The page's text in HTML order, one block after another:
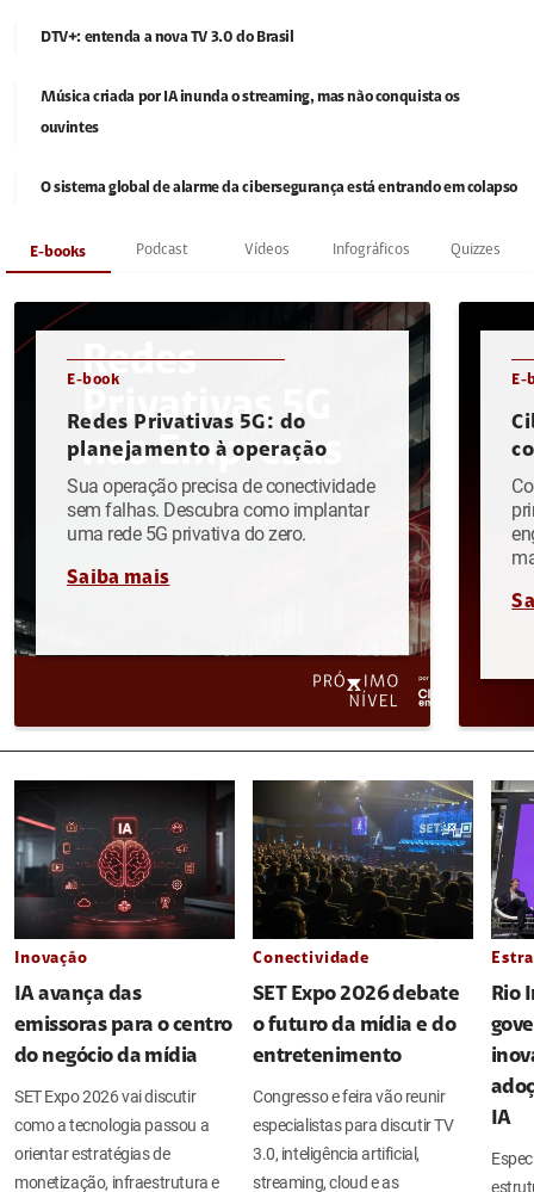
DTV+: entenda a nova TV 3.0 do Brasil
Música criada por IA inunda o streaming, mas não conquista os
ouvintes
O sistema global de alarme da cibersegurança está entrando em colapso
E-books Podcast Vídeos Infográficos Quizzes
E-book
Redes Privativas 5G: do
planejamento à operação
Sua operação precisa de conectividade
sem falhas. Descubra como implantar
uma rede 5G privativa do zero.
Saiba mais
E-
Inovação
IA avança das
emissoras para o centro
do negócio da mídia
SET Expo 2026 vai discutir
como a tecnologia passou a
orientar estratégias de
monetização, infraestrutura e
Conectividade
SET Expo 2026 debate
o futuro da mídia e do
entretenimento
Congresso e feira vão reunir
especialistas para discutir TV
3.0, inteligência artificial,
streaming, cloud e as
Rio
IA